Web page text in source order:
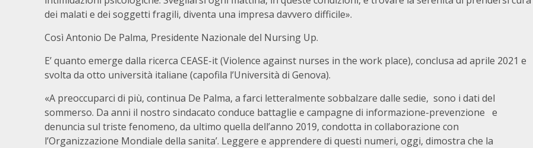
dei malati e dei soggetti fragili, diventa una impresa davvero difficile».
Così Antonio De Palma, Presidente Nazionale del Nursing Up.
E’ quanto emerge dalla ricerca CEASE-it (Violence against nurses in the work place), conclusa ad aprile 2021 e
svolta da otto università italiane (capofila l’Università di Genova).
«A preoccuparci di più, continua De Palma, a farci letteralmente sobbalzare dalle sedie, sono i dati del
sommerso. Da anni il nostro sindacato conduce battaglie e campagne di informazione-prevenzione e
denuncia sul triste fenomeno, da ultimo quella dell’anno 2019, condotta in collaborazione con
l’Organizzazione Mondiale della sanita’. Leggere e apprendere di questi numeri, oggi, dimostra che la